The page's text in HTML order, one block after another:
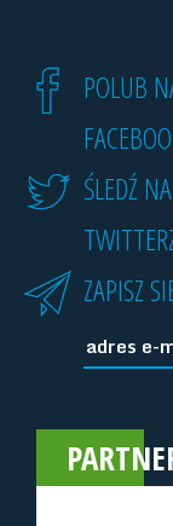
POLUB
ŚLEDŹ
ZAPISZ